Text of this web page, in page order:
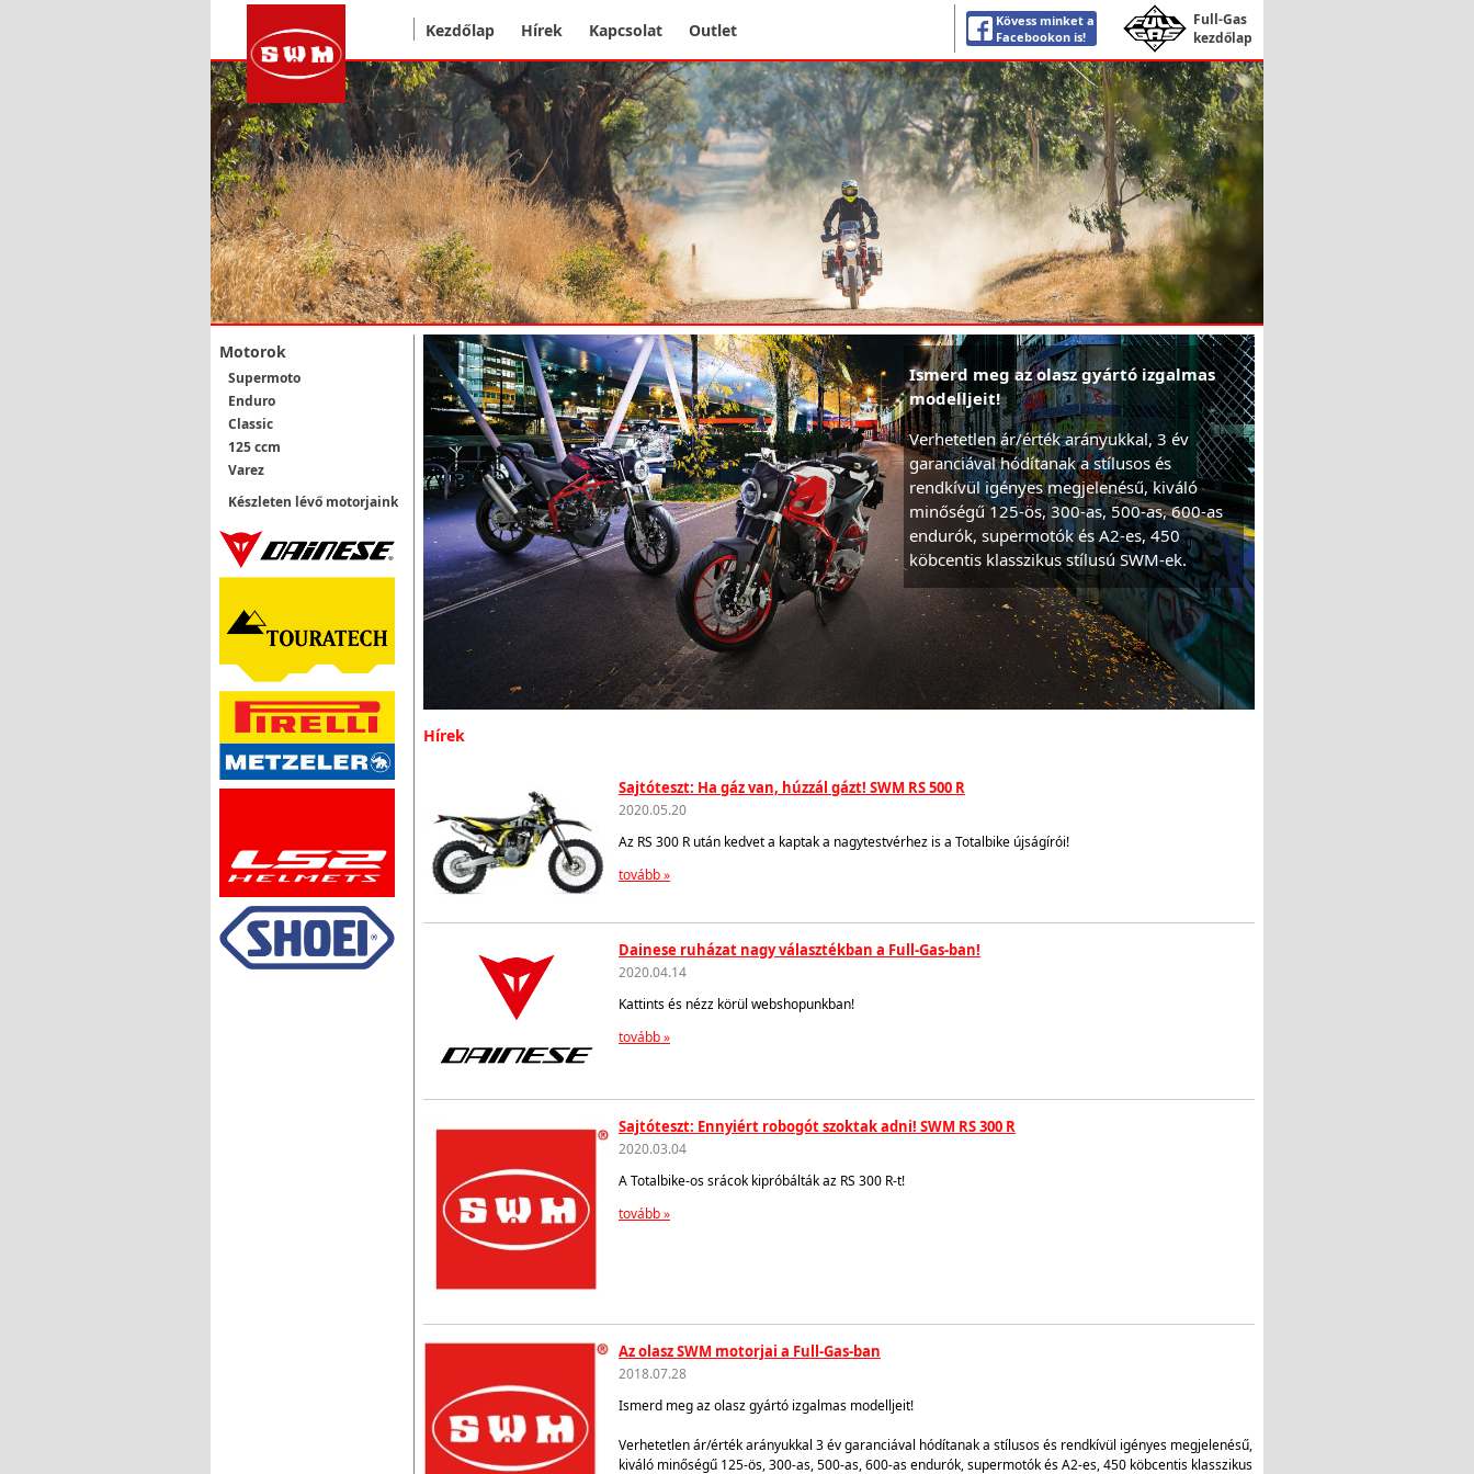
Kezdőlap Hírek Kapcsolat Outlet
Kövess minket a
Facebookon is!
Full-Gas
kezdőlap
Motorok
Supermoto
Enduro
Classic
125 ccm
Varez
Készleten lévő motorjaink
Ismerd meg az olasz gyártó izgalmas
modelljeit!
Verhetetlen ár/érték arányukkal, 3 év
garanciával hódítanak a stílusos és
rendkívül igényes megjelenésű, kiváló
minőségű 125-ös, 300-as, 500-as, 600-as
endurók, supermotók és A2-es, 450
köbcentis klasszikus stílusú SWM-ek.
Hírek
Sajtóteszt: Ha gáz van, húzzál gázt! SWM RS 500 R
2020.05.20
Az RS 300 R után kedvet a kaptak a nagytestvérhez is a Totalbike újságírói!
tovább »
Dainese ruházat nagy választékban a Full-Gas-ban!
2020.04.14
Kattints és nézz körül webshopunkban!
tovább »
Sajtóteszt: Ennyiért robogót szoktak adni! SWM RS 300 R
2020.03.04
A Totalbike-os srácok kipróbálták az RS 300 R-t!
tovább »
Az olasz SWM motorjai a Full-Gas-ban
2018.07.28
Ismerd meg az olasz gyártó izgalmas modelljeit!
Verhetetlen ár/érték arányukkal 3 év garanciával hódítanak a stílusos és rendkívül igényes megjelenésű,
kiváló minőségű 125-ös, 300-as, 500-as, 600-as endurók, supermotók és A2-es, 450 köbcentis klasszikus